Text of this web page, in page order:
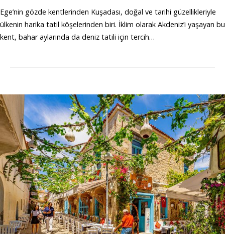
Ege’nin gözde kentlerinden Kuşadası, doğal ve tarihi güzellikleriyle
ülkenin harika tatil köşelerinden biri. İklim olarak Akdeniz’i yaşayan bu
kent, bahar aylarında da deniz tatili için tercih…